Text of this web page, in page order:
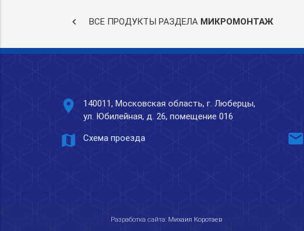
keyboard_arrow_left ВСЕ ПРОДУКТЫ РАЗДЕЛА МИКРОМОНТАЖ
place
140011, Московская область, г. Люберцы,
ул. Юбилейная, д. 26, помещение 016
map Схема проезда mail
Разработка сайта: Михаил Коротаев